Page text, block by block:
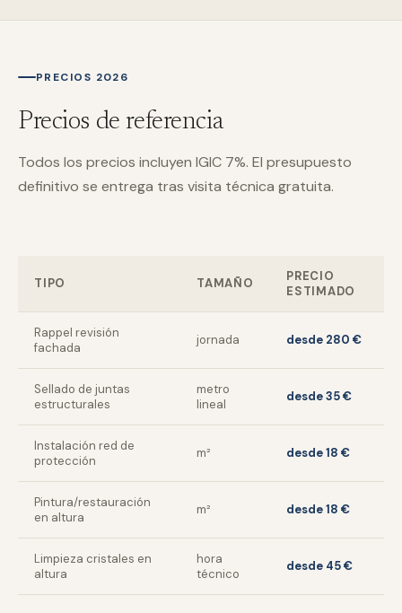
PRECIOS 2026
Precios de referencia
Todos los precios incluyen IGIC 7%. El presupuesto
definitivo se entrega tras visita técnica gratuita.
TIPO TAMAÑO
PRECIO
ESTIMADO
Rappel revisión
fachada
jornada desde 280 €
Sellado de juntas
estructurales
metro
lineal
desde 35 €
Instalación red de
protección
m² desde 18 €
Pintura/restauración
en altura
m² desde 18 €
Limpieza cristales en
altura
hora
técnico
desde 45 €